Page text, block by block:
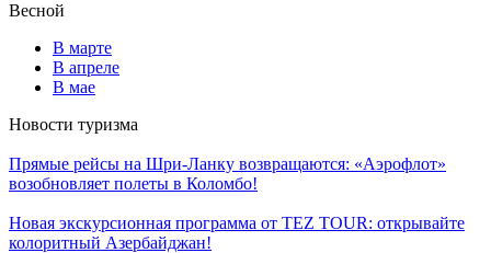
Весной
В марте
В апреле
В мае
Новости туризма
Прямые рейсы на Шри-Ланку возвращаются: «Аэрофлот»
возобновляет полеты в Коломбо!
Новая экскурсионная программа от TEZ TOUR: открывайте
колоритный Азербайджан!